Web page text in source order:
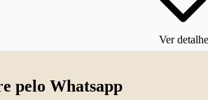
Ver
pelo Whatsapp